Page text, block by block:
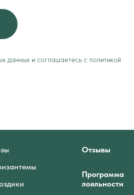
данных и соглашаетесь c политикой
Отзывы
Программа
лояльности